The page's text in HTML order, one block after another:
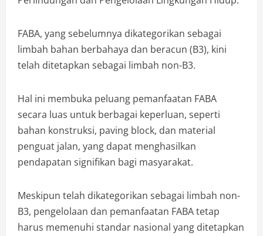
FABA, yang sebelumnya dikategorikan sebagai
limbah bahan berbahaya dan beracun (B3), kini
telah ditetapkan sebagai limbah non-B3.
Hal ini membuka peluang pemanfaatan FABA
secara luas untuk berbagai keperluan, seperti
bahan konstruksi, paving block, dan material
penguat jalan, yang dapat menghasilkan
pendapatan signifikan bagi masyarakat.
Meskipun telah dikategorikan sebagai limbah non-
B3, pengelolaan dan pemanfaatan FABA tetap
harus memenuhi standar nasional yang ditetapkan